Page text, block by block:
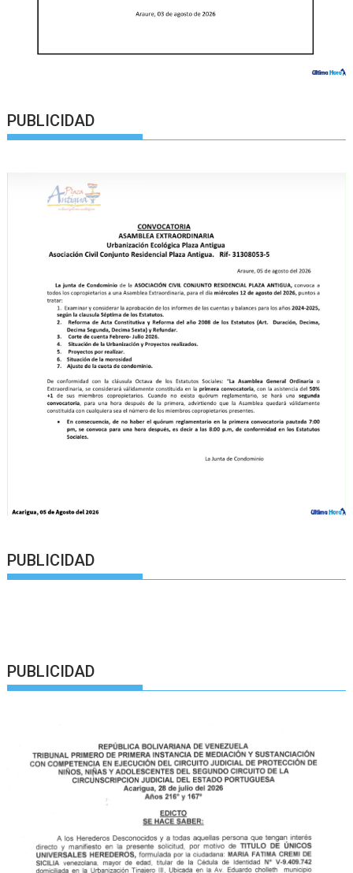
PUBLICIDAD
PUBLICIDAD
PUBLICIDAD